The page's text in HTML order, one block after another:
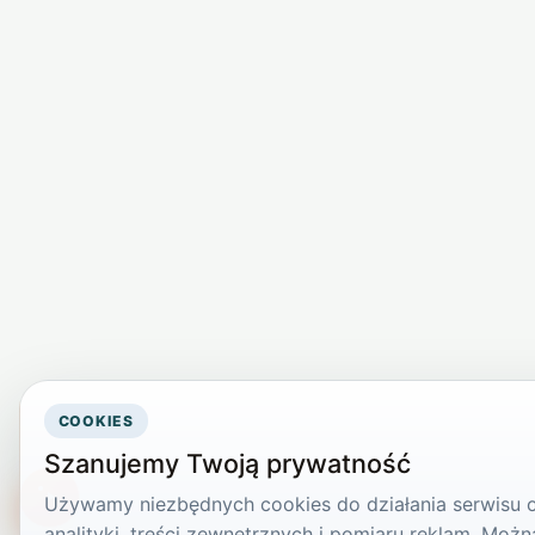
COOKIES
Szanujemy Twoją prywatność
Używamy niezbędnych cookies do działania
TikTokowa Jelonka